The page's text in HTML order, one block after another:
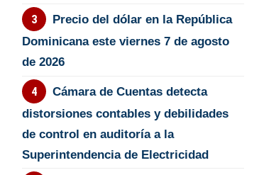
Precio del dólar en la República
Dominicana este viernes 7 de agosto
de 2026
Cámara de Cuentas detecta
distorsiones contables y debilidades
de control en auditoría a la
Superintendencia de Electricidad